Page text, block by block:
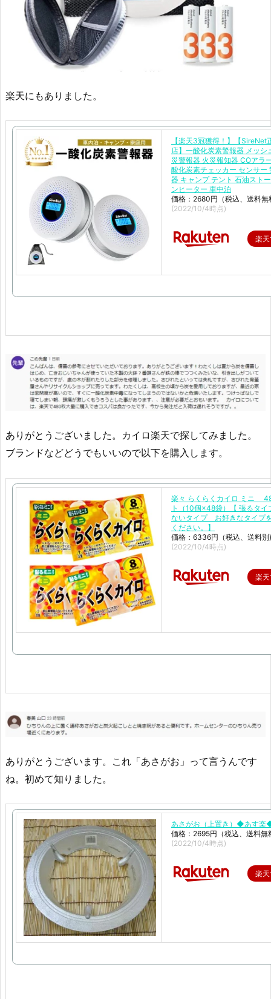
楽天にもありました。
【楽天3冠獲得！】【SireNet
店】一酸化炭素警報器 メッシ
災警報器 火災報知器 COアラ
酸化炭素チェッカー センサー
器 キャンプ テント 石油スト
ンヒーター 車中泊
価格：2680円（税込、送料無
(2022/10/4時点)
楽
ありがとうございました。カイロ楽天で探してみました。
ブランドなどどうでもいいので以下を購入します。
楽々 らくらくカイロ ミニ
ト（10個×48袋）【 張るタイ
ないタイプ お好きなタイプ
ください。】
価格：6336円（税込、送料別)
(2022/10/4時点)
楽
ありがとうございます。これ「あさがお」って言うんです
ね。初めて知りました。
あさがお（上置き）◆あす楽
価格：2695円（税込、送料無
(2022/10/4時点)
楽